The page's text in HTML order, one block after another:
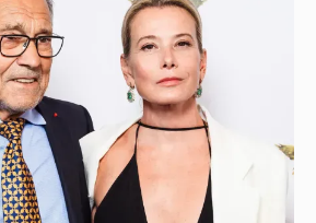
архивное фото Андрея
и Юлии Высоцкой на
19